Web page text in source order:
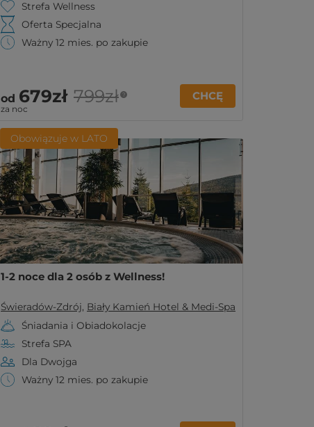
Strefa Wellness
Oferta Specjalna
Ważny 12 mies. po zakupie
od 679zł
za noc
799zł ? CHCĘ
Obowiązuje w LATO
1-2 noce dla 2 osób z Wellness!
Świeradów-Zdrój, Biały Kamień Hotel & Medi-Spa
Śniadania i Obiadokolacje
Strefa SPA
Dla Dwojga
Ważny 12 mies. po zakupie